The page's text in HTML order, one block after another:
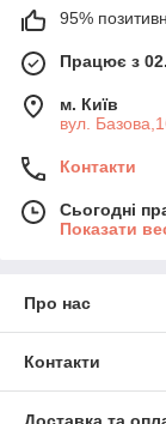
95%
Працює з
м. Київ
вул.
Контакти
Сьогодні
Показати
Про нас
Контакти